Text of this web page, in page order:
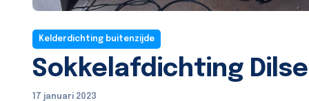
Kelderdichting buitenzijde
Sokkelafdichting
17 januari 2023